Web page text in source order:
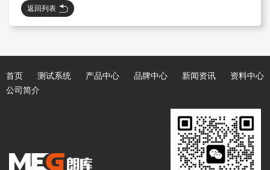
返回列表
首页 测试系统 产品中心 品牌中心 新闻资讯
资料中心
公司简介